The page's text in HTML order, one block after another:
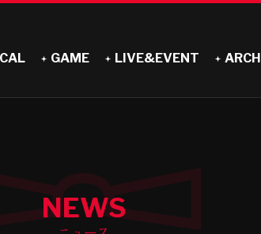
GAME LIVE&EVENT
NEWS